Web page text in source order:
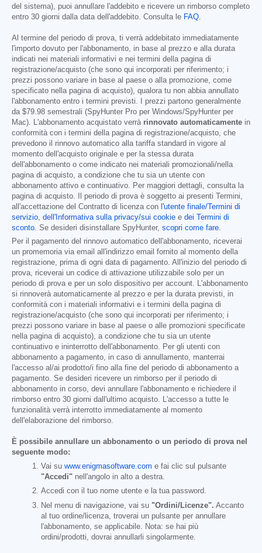
del sistema), puoi annullare l'addebito e ricevere un rimborso completo
entro 30 giorni dalla data dell'addebito. Consulta le FAQ.
Al termine del periodo di prova, ti verrà addebitato immediatamente
l'importo dovuto per l'abbonamento, in base al prezzo e alla durata
indicati nei materiali informativi e nei termini della pagina di
registrazione/acquisto (che sono qui incorporati per riferimento; i
prezzi possono variare in base al paese o alla promozione, come
specificato nella pagina di acquisto), qualora tu non abbia annullato
l'abbonamento entro i termini previsti. I prezzi partono generalmente
da $79.98 semestrali (SpyHunter Pro per Windows/SpyHunter per
Mac). L'abbonamento acquistato verrà rinnovato automaticamente in
conformità con i termini della pagina di registrazione/acquisto, che
prevedono il rinnovo automatico alla tariffa standard in vigore al
momento dell'acquisto originale e per la stessa durata
dell'abbonamento o come indicato nei materiali promozionali/nella
pagina di acquisto, a condizione che tu sia un utente con
abbonamento attivo e continuativo. Per maggiori dettagli, consulta la
pagina di acquisto. Il periodo di prova è soggetto ai presenti Termini,
all'accettazione del Contratto di licenza con l'utente finale/Termini di
servizio, dell'Informativa sulla privacy/sui cookie e dei Termini di
sconto. Se desideri disinstallare SpyHunter, scopri come fare.
Per il pagamento del rinnovo automatico dell'abbonamento, riceverai
un promemoria via email all'indirizzo email fornito al momento della
registrazione, prima di ogni data di pagamento. All'inizio del periodo di
prova, riceverai un codice di attivazione utilizzabile solo per un
periodo di prova e per un solo dispositivo per account. L'abbonamento
si rinnoverà automaticamente al prezzo e per la durata previsti, in
conformità con i materiali informativi e i termini della pagina di
registrazione/acquisto (che sono qui incorporati per riferimento; i
prezzi possono variare in base al paese o alle promozioni specificate
nella pagina di acquisto), a condizione che tu sia un utente
continuativo e ininterrotto dell'abbonamento. Per gli utenti con
abbonamento a pagamento, in caso di annullamento, manterrai
l'accesso al/ai prodotto/i fino alla fine del periodo di abbonamento a
pagamento. Se desideri ricevere un rimborso per il periodo di
abbonamento in corso, devi annullare l'abbonamento e richiedere il
rimborso entro 30 giorni dall'ultimo acquisto. L'accesso a tutte le
funzionalità verrà interrotto immediatamente al momento
dell'elaborazione del rimborso.
È possibile annullare un abbonamento o un periodo di prova nel
seguente modo:
Vai su www.enigmasoftware.com e fai clic sul pulsante
"Accedi" nell'angolo in alto a destra.
Accedi con il tuo nome utente e la tua password.
Nel menu di navigazione, vai su "Ordini/Licenze". Accanto
al tuo ordine/licenza, troverai un pulsante per annullare
l'abbonamento, se applicabile. Nota: se hai più
ordini/prodotti, dovrai annullarli singolarmente.